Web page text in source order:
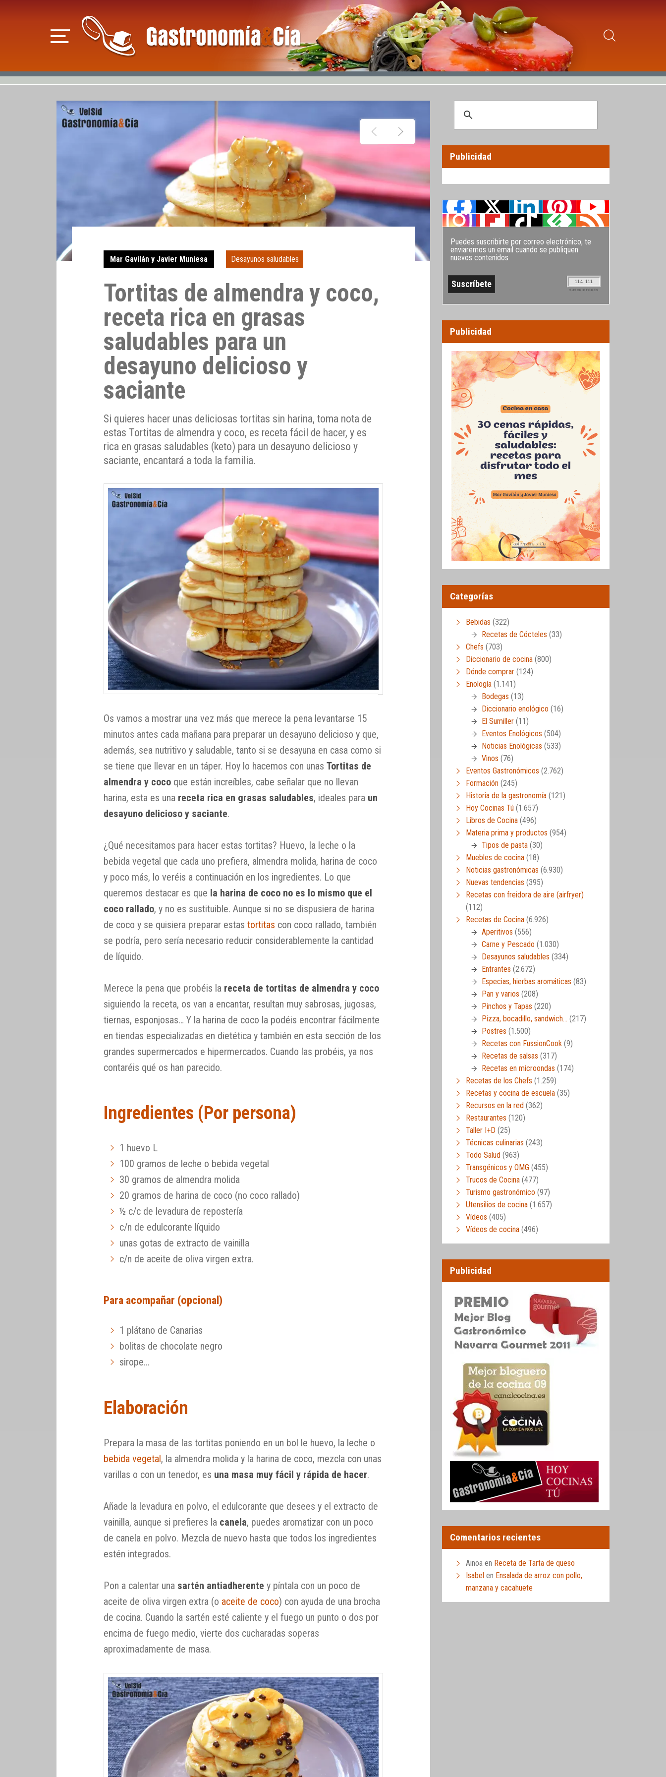
Mar Gavilán y Javier Muniesa Desayunos saludables
Tortitas de almendra y coco,
receta rica en grasas
saludables para un
desayuno delicioso y
saciante
Si quieres hacer unas deliciosas tortitas sin harina, toma nota de
estas Tortitas de almendra y coco, es receta fácil de hacer, y es
rica en grasas saludables (keto) para un desayuno delicioso y
saciante, encantará a toda la familia.
Os vamos a mostrar una vez más que merece la pena levantarse 15
minutos antes cada mañana para preparar un desayuno delicioso y que,
además, sea nutritivo y saludable, tanto si se desayuna en casa como si
se tiene que llevar en un táper. Hoy lo hacemos con unasTortitas de
almendra y coco que están increíbles, cabe señalar que no llevan
harina, esta es una receta rica en grasas saludables, ideales para un
desayuno delicioso y saciante.
¿Qué necesitamos para hacer estas tortitas? Huevo, la leche o la
bebida vegetal que cada uno prefiera, almendra molida, harina de coco
y poco más, lo veréis a continuación en los ingredientes. Lo que
queremos destacar es que la harina de coco no es lo mismo que el
coco rallado, y no es sustituible. Aunque si no se dispusiera de harina
de coco y se quisiera preparar estastortitas con coco rallado, también
se podría, pero sería necesario reducir considerablemente la cantidad
de líquido.
Merece la pena que probéis la receta de tortitas de almendra y coco
siguiendo la receta, os van a encantar, resultan muy sabrosas, jugosas,
tiernas, esponjosas… Y la harina de coco la podéis encontrar fácilmente
en tiendas especializadas en dietética y también en esta sección de los
grandes supermercados e hipermercados. Cuando las probéis, ya nos
contaréis qué os han parecido.
Ingredientes (Por persona)
1 huevo L
100 gramos de leche o bebida vegetal
30 gramos de almendra molida
20 gramos de harina de coco (no coco rallado)
½ c/c de levadura de repostería
c/n de edulcorante líquido
unas gotas de extracto de vainilla
c/n de aceite de oliva virgen extra.
Para acompañar (opcional)
1 plátano de Canarias
bolitas de chocolate negro
sirope...
Elaboración
Prepara la masa de las tortitas poniendo en un bol le huevo, la leche o
bebida vegetal, la almendra molida y la harina de coco, mezcla con unas
varillas o con un tenedor, es una masa muy fácil y rápida de hacer.
Añade la levadura en polvo, el edulcorante que desees y el extracto de
vainilla, aunque si prefieres la canela, puedes aromatizar con un poco
de canela en polvo. Mezcla de nuevo hasta que todos los ingredientes
estén integrados.
Pon a calentar una sartén antiadherente y píntala con un poco de
aceite de oliva virgen extra (o aceite de coco) con ayuda de una brocha
de cocina. Cuando la sartén esté caliente y el fuego un punto o dos por
encima de fuego medio, vierte dos cucharadas soperas
aproximadamente de masa.
Publicidad
Puedes suscribirte por correo electrónico, te
enviaremos un email cuando se publiquen
nuevos contenidos
114.111
SUSCRIPTORES
Publicidad
Categorías
Bebidas (322)
Recetas de Cócteles (33)
Chefs (703)
Diccionario de cocina (800)
Dónde comprar (124)
Enología (1.141)
Bodegas (13)
Diccionario enológico (16)
El Sumiller (11)
Eventos Enológicos (504)
Noticias Enológicas (533)
Vinos (76)
Eventos Gastronómicos (2.762)
Formación (245)
Historia de la gastronomía (121)
Hoy Cocinas Tú (1.657)
Libros de Cocina (496)
Materia prima y productos (954)
Tipos de pasta (30)
Muebles de cocina (18)
Noticias gastronómicas (6.930)
Nuevas tendencias (395)
Recetas con freidora de aire (airfryer)
(112)
Recetas de Cocina (6.926)
Aperitivos (556)
Carne y Pescado (1.030)
Desayunos saludables (334)
Entrantes (2.672)
Especias, hierbas aromáticas (83)
Pan y varios (208)
Pinchos y Tapas (220)
Pizza, bocadillo, sandwich… (217)
Postres (1.500)
Recetas con FussionCook (9)
Recetas de salsas (317)
Recetas en microondas (174)
Recetas de los Chefs (1.259)
Recetas y cocina de escuela (35)
Recursos en la red (362)
Restaurantes (120)
Taller I+D (25)
Técnicas culinarias (243)
Todo Salud (963)
Transgénicos y OMG (455)
Trucos de Cocina (477)
Turismo gastronómico (97)
Utensilios de cocina (1.657)
Vídeos (405)
Vídeos de cocina (496)
Publicidad
Comentarios recientes
Ainoa en Receta de Tarta de queso
Isabel en Ensalada de arroz con pollo,
manzana y cacahuete